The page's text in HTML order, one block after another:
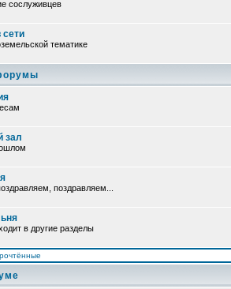
сослуживцев
сети
тематике
зал
поздравляем...
в другие разделы